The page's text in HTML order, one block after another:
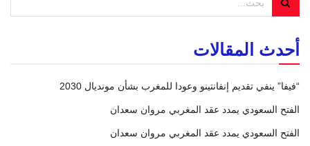
أحدث المقالات
“فيفا” ينفي تقديم إنفانتينو وعودا للمغرب بشأن مونديال 2030
الفتح السعودي يمدد عقد المغربي مروان سعدان
الفتح السعودي يمدد عقد المغربي مروان سعدان